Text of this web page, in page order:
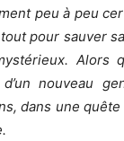
peu à peu
pour sauver
Alors
nouveau
dans une